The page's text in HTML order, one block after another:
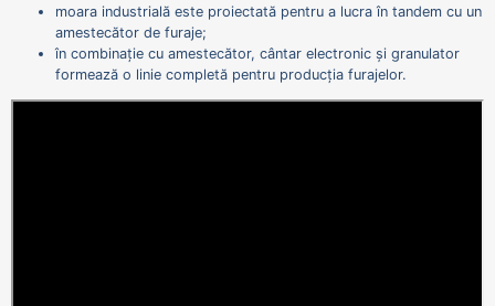
moara industrială este proiectată pentru a lucra în tandem cu un
amestecător de furaje;
în combinație cu amestecător, cântar electronic și granulator
formează o linie completă pentru producția furajelor.